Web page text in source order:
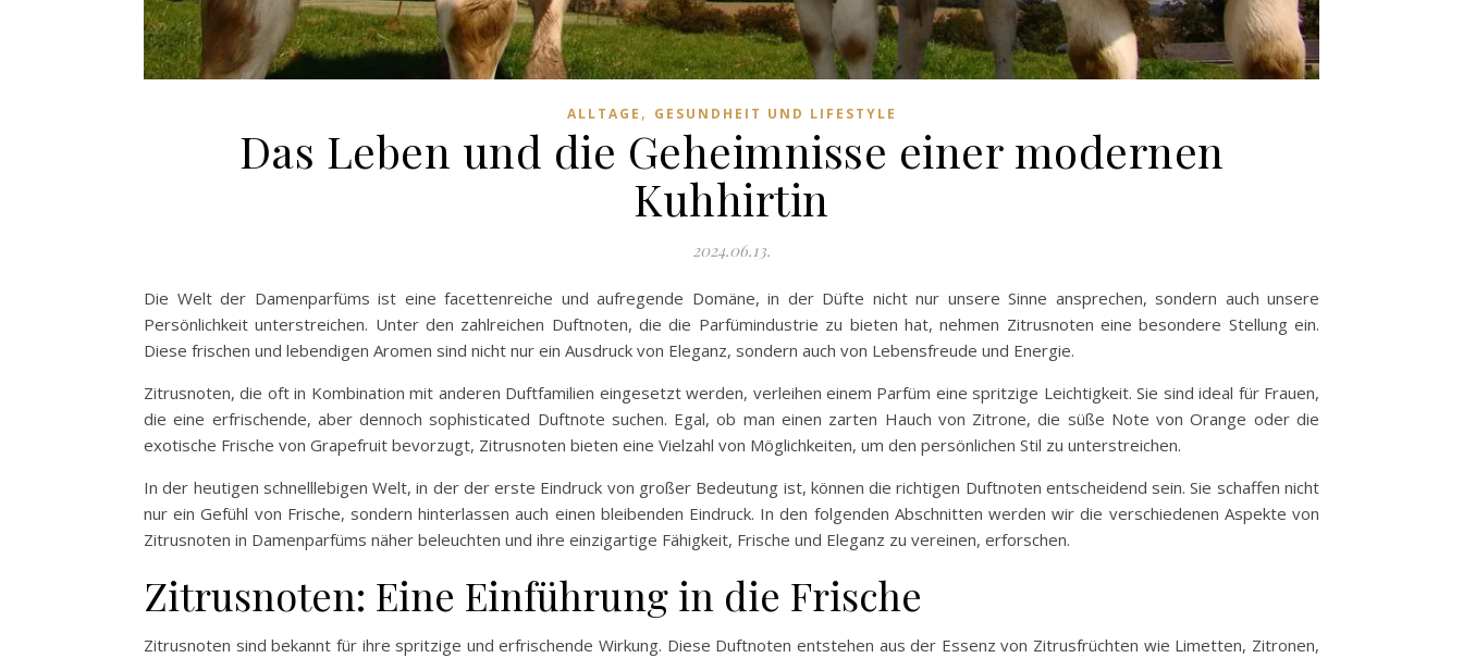
ALLTAGE , GESUNDHEIT UND LIFESTYLE
Das Leben und die Geheimnisse einer modernen
Kuhhirtin
2024.06.13.
Die Welt der Damenparfüms ist eine facettenreiche und aufregende Domäne, in der Düfte nicht nur unsere Sinne ansprechen, sondern auch unsere
Persönlichkeit unterstreichen. Unter den zahlreichen Duftnoten, die die Parfümindustrie zu bieten hat, nehmen Zitrusnoten eine besondere Stellung ein.
Diese frischen und lebendigen Aromen sind nicht nur ein Ausdruck von Eleganz, sondern auch von Lebensfreude und Energie.
Zitrusnoten, die oft in Kombination mit anderen Duftfamilien eingesetzt werden, verleihen einem Parfüm eine spritzige Leichtigkeit. Sie sind ideal für Frauen,
die eine erfrischende, aber dennoch sophisticated Duftnote suchen. Egal, ob man einen zarten Hauch von Zitrone, die süße Note von Orange oder die
exotische Frische von Grapefruit bevorzugt, Zitrusnoten bieten eine Vielzahl von Möglichkeiten, um den persönlichen Stil zu unterstreichen.
In der heutigen schnelllebigen Welt, in der der erste Eindruck von großer Bedeutung ist, können die richtigen Duftnoten entscheidend sein. Sie schaffen nicht
nur ein Gefühl von Frische, sondern hinterlassen auch einen bleibenden Eindruck. In den folgenden Abschnitten werden wir die verschiedenen Aspekte von
Zitrusnoten in Damenparfüms näher beleuchten und ihre einzigartige Fähigkeit, Frische und Eleganz zu vereinen, erforschen.
Zitrusnoten: Eine Einführung in die Frische
Zitrusnoten sind bekannt für ihre spritzige und erfrischende Wirkung. Diese Duftnoten entstehen aus der Essenz von Zitrusfrüchten wie Limetten, Zitronen,